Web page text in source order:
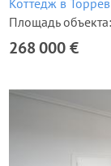
Коттедж в
Площадь
268 000 €